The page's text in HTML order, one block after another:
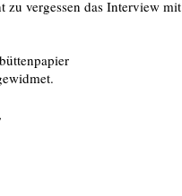
vergessen das Interview mit